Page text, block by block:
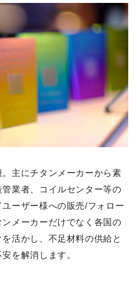
主にチタンメーカーから素
業者、コイルセンター等の
ーザー様への販売/フォロー
メーカーだけでなく各国の
活かし、不足材料の供給と
を解消します。